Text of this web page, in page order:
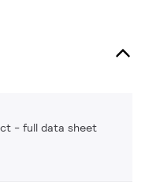
- full data sheet